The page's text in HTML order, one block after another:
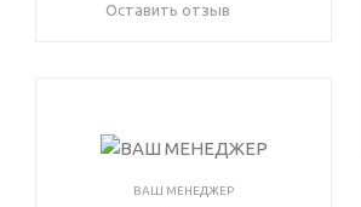
Оставить отзыв
ВАШ МЕНЕДЖЕР